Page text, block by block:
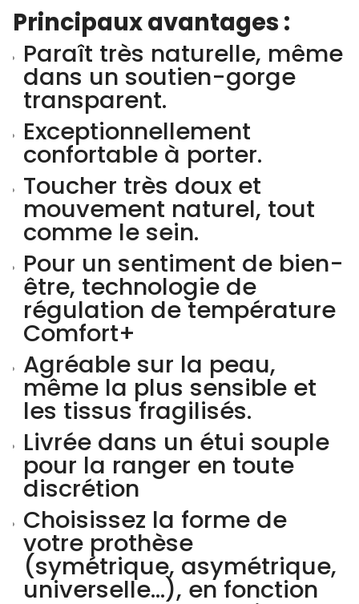
Principaux avantages :
Paraît très naturelle, même
dans un soutien-gorge
transparent.
Exceptionnellement
confortable à porter.
Toucher très doux et
mouvement naturel, tout
comme le sein.
Pour un sentiment de bien-
être, technologie de
régulation de température
Comfort+
Agréable sur la peau,
même la plus sensible et
les tissus fragilisés.
Livrée dans un étui souple
pour la ranger en toute
discrétion
Choisissez la forme de
votre prothèse
(symétrique, asymétrique,
universelle…), en fonction